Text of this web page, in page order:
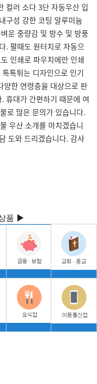
컬러 소다 3단 자동우산 입
구성 강한 코팅 알루미늄
운 중량감 및 방수 및 방풍
. 펼때도 원터치로 자동으
인쇄로 파우치에만 인쇄
톡튀는 디자인으로 인기
양한 연령층을 대상으로 판
휴대가 간편하기 때문에 여
로 많은 문의가 있습니다.
우산 소개를 마치겠습니
도와 드리겠습니다. 감사
품 ▶